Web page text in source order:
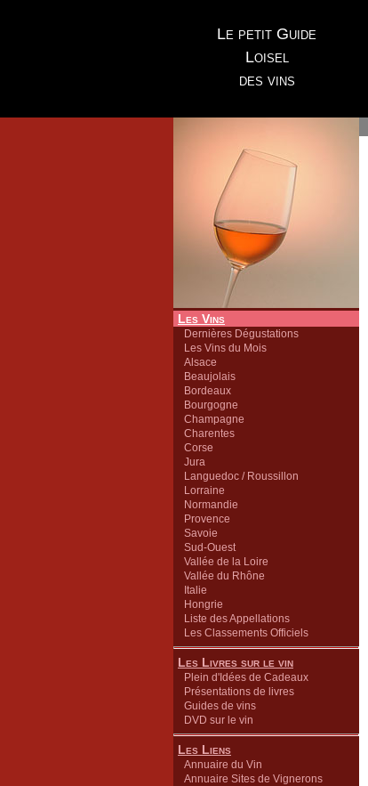
Le petit Guide
Loisel
des vins
Les Vins
Dernières Dégustations
Les Vins du Mois
Alsace
Beaujolais
Bordeaux
Bourgogne
Champagne
Charentes
Corse
Jura
Languedoc / Roussillon
Lorraine
Normandie
Provence
Savoie
Sud-Ouest
Vallée de la Loire
Vallée du Rhône
Italie
Hongrie
Liste des Appellations
Les Classements Officiels
Les Livres sur le vin
Plein d'Idées de Cadeaux
Présentations de livres
Guides de vins
DVD sur le vin
Les Liens
Annuaire du Vin
Annuaire Sites de Vignerons